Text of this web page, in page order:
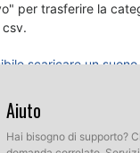
per trasferire la
scaricare un
Aiuto
Hai bisogno di supporto?